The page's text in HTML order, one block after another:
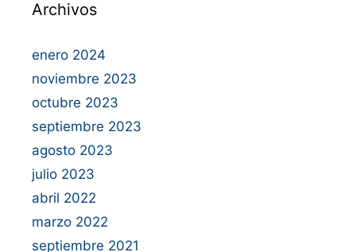
Archivos
enero 2024
noviembre 2023
octubre 2023
septiembre 2023
agosto 2023
julio 2023
abril 2022
marzo 2022
septiembre 2021